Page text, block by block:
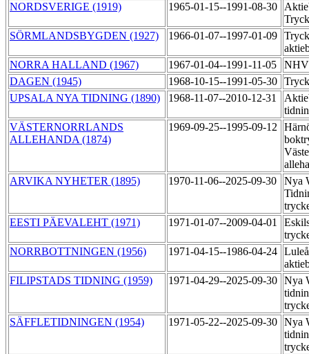
NORDSVERIGE (1919)
1965-01-15--1991-08-30
SÖRMLANDSBYGDEN (1927)
1966-01-07--1997-01-09
NORRA HALLAND (1967)
1967-01-04--1991-11-05
DAGEN (1945)
1968-10-15--1991-05-30
UPSALA NYA TIDNING (1890)
1968-11-07--2010-12-31
VÄSTERNORRLANDS
ALLEHANDA (1874)
1969-09-25--1995-09-12
ARVIKA NYHETER (1895)
1970-11-06--2025-09-30
Nya
EESTI PÄEVALEHT (1971)
1971-01-07--2009-04-01
NORRBOTTNINGEN (1956)
1971-04-15--1986-04-24
FILIPSTADS TIDNING (1959)
1971-04-29--2025-09-30 Nya
SÄFFLETIDNINGEN (1954)
1971-05-22--2025-09-30 Nya